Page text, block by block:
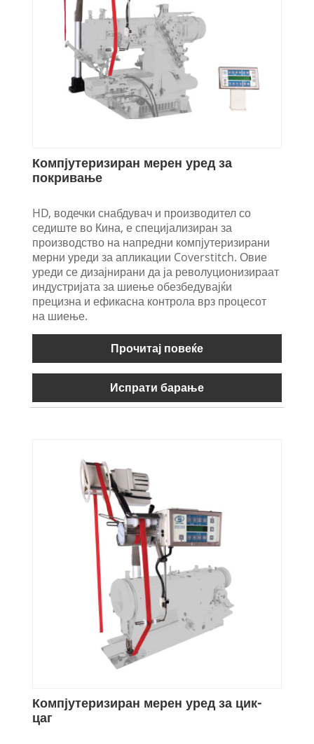
Компјутеризиран мерен уред за
покривање
HD, водечки снабдувач и производител со
седиште во Кина, е специјализиран за
производство на напредни компјутеризирани
мерни уреди за апликации Coverstitch. Овие
уреди се дизајнирани да ја револуционизираат
индустријата за шиење обезбедувајќи
прецизна и ефикасна контрола врз процесот
на шиење.
Прочитај повеќе
Испрати барање
Компјутеризиран мерен уред за цик-
цаг